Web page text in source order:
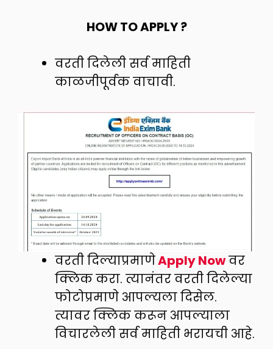
HOW TO APPLY ?
वरती दिलेली सर्व माहिती
काळजीपूर्वक वाचावी.
वरती दिल्याप्रमाणेApply Nowवर
क्लिक करा. त्यानंतर वरती दिलेल्या
फोटोप्रमाणे आपल्यला दिसेल.
त्यावर क्लिक करून आपल्याला
विचारलेली सर्व माहिती भरायची आहे.